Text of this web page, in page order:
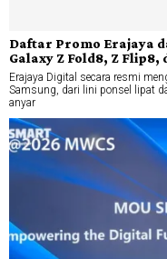
Daftar Promo Erajaya
Galaxy Z Fold8, Z
Erajaya Digital secara resmi
Samsung, dari lini ponsel lipat
anyar